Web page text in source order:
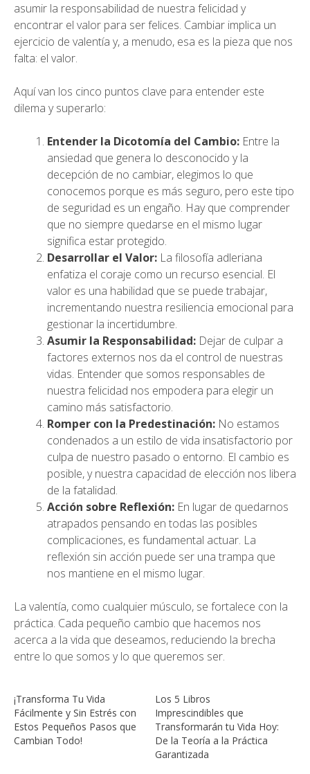
asumir la responsabilidad de nuestra felicidad y
encontrar el valor para ser felices. Cambiar implica un
ejercicio de valentía y, a menudo, esa es la pieza que nos
falta: el valor.
Aquí van los cinco puntos clave para entender este
dilema y superarlo:
Entender la Dicotomía del Cambio: Entre la
ansiedad que genera lo desconocido y la
decepción de no cambiar, elegimos lo que
conocemos porque es más seguro, pero este tipo
de seguridad es un engaño. Hay que comprender
que no siempre quedarse en el mismo lugar
significa estar protegido.
Desarrollar el Valor: La filosofía adleriana
enfatiza el coraje como un recurso esencial. El
valor es una habilidad que se puede trabajar,
incrementando nuestra resiliencia emocional para
gestionar la incertidumbre.
Asumir la Responsabilidad: Dejar de culpar a
factores externos nos da el control de nuestras
vidas. Entender que somos responsables de
nuestra felicidad nos empodera para elegir un
camino más satisfactorio.
Romper con la Predestinación: No estamos
condenados a un estilo de vida insatisfactorio por
culpa de nuestro pasado o entorno. El cambio es
posible, y nuestra capacidad de elección nos libera
de la fatalidad.
Acción sobre Reflexión: En lugar de quedarnos
atrapados pensando en todas las posibles
complicaciones, es fundamental actuar. La
reflexión sin acción puede ser una trampa que
nos mantiene en el mismo lugar.
La valentía, como cualquier músculo, se fortalece con la
práctica. Cada pequeño cambio que hacemos nos
acerca a la vida que deseamos, reduciendo la brecha
entre lo que somos y lo que queremos ser.
¡Transforma Tu Vida
Fácilmente y Sin Estrés con
Estos Pequeños Pasos que
Cambian Todo!
Los 5 Libros
Imprescindibles que
Transformarán tu Vida Hoy:
De la Teoría a la Práctica
Garantizada